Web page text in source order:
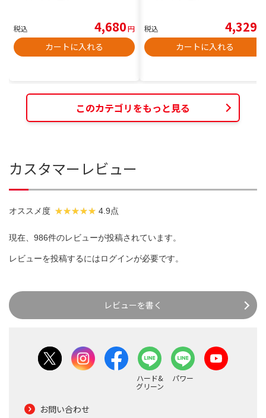
税込 4,680円
カートに入れる
税込 4,329
カートに入れる
このカテゴリをもっと見る
カスタマーレビュー
オススメ度 4.9点
現在、986件のレビューが投稿されています。
レビューを投稿するにはログインが必要です。
レビューを書く
ハード&
グリーン
パワー
お問い合わせ